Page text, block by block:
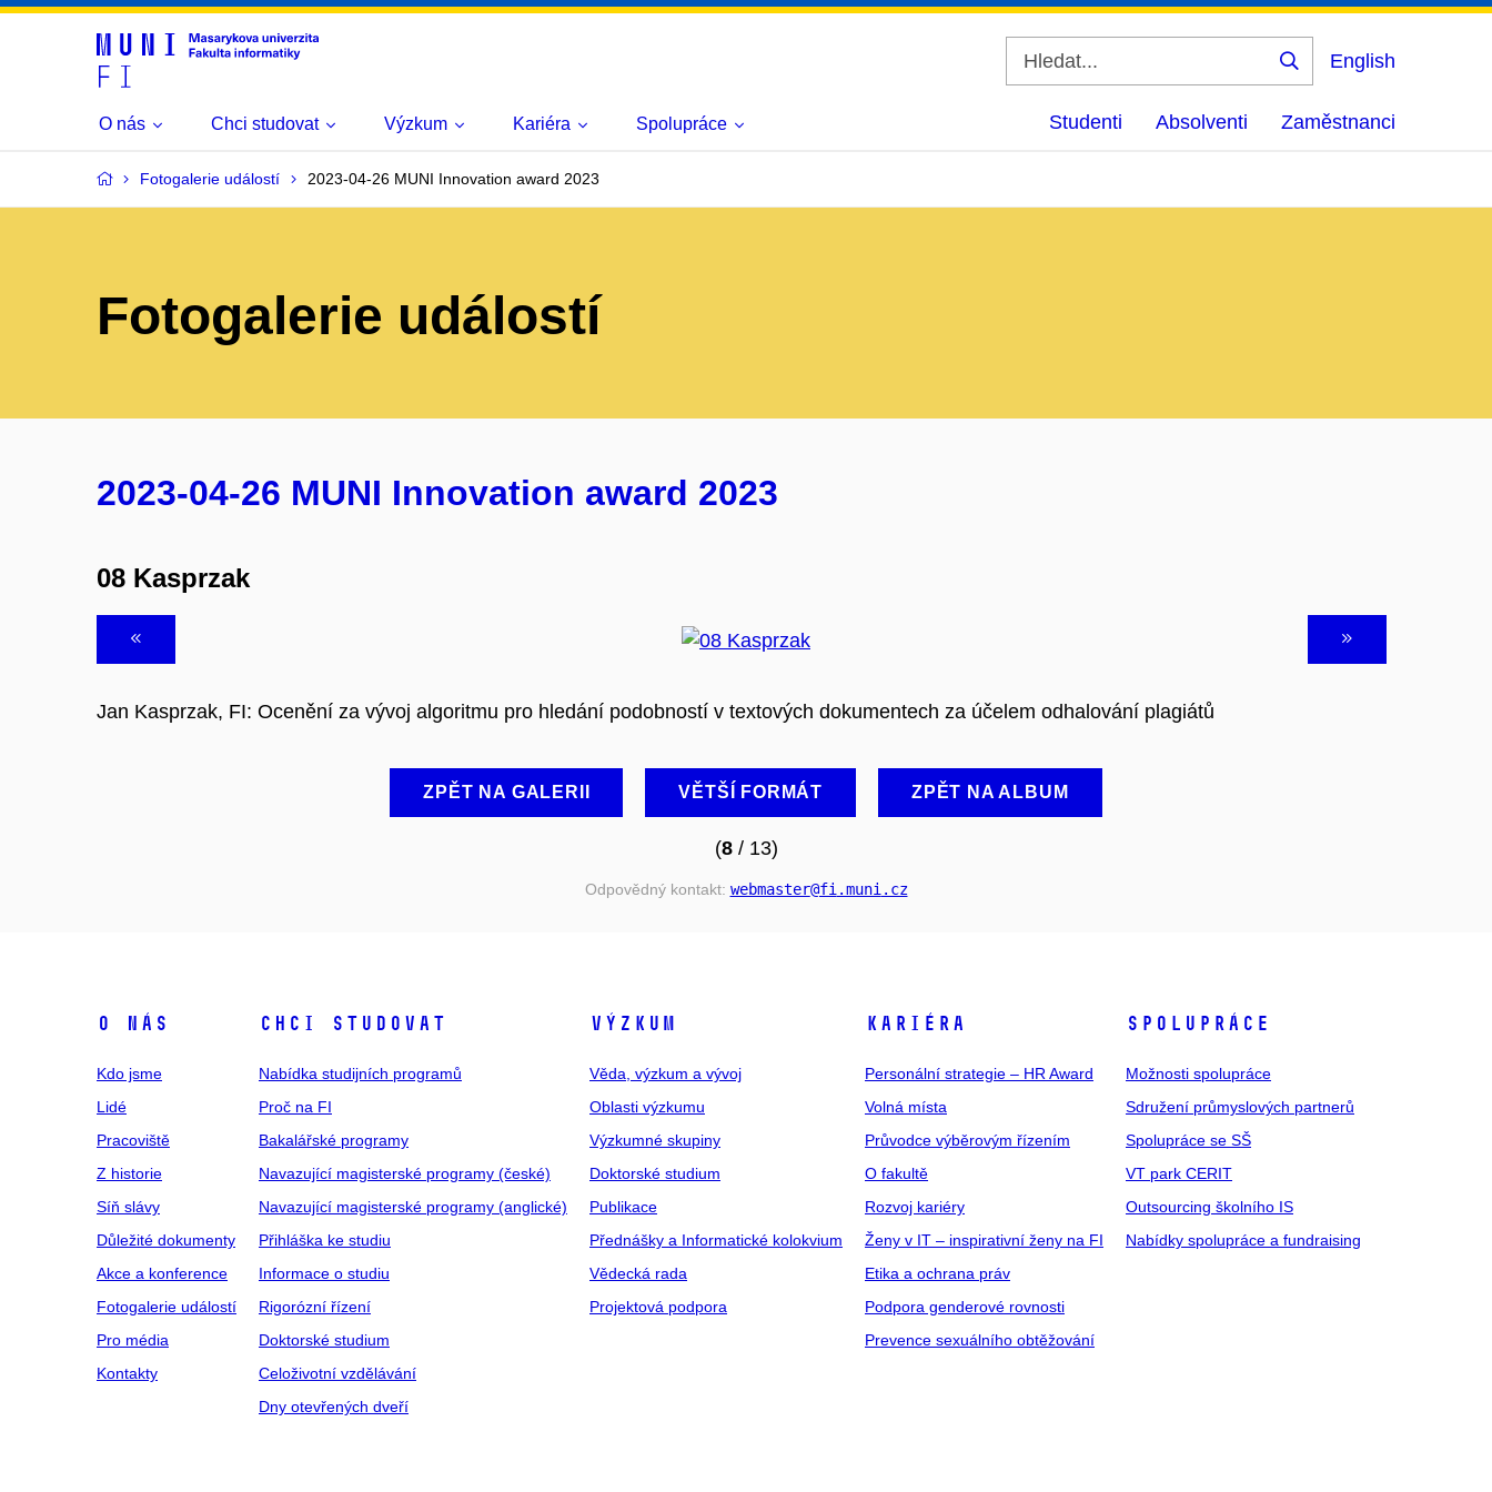
Vyhledat
English
O nás Chci studovat Výzkum Kariéra Spolupráce Studenti Absolventi Zaměstnanci
Fotogalerie událostí 2023-04-26 MUNI Innovation award 2023
Fotogalerie událostí
2023-04-26 MUNI Innovation award 2023
08 Kasprzak
Jan Kasprzak, FI: Ocenění za vývoj algoritmu pro hledání podobností v textových dokumentech za účelem odhalování plagiátů
ZPĚT NA GALERII VĚTŠÍ FORMÁT ZPĚT NA ALBUM
(8/ 13)
Odpovědný kontakt: webmaster@fi .muni .cz
O NÁS
Kdo jsme
Lidé
Pracoviště
Z historie
Síň slávy
Důležité dokumenty
Akce a konference
Fotogalerie událostí
Pro média
Kontakty
CHCI STUDOVAT
Nabídka studijních programů
Proč na FI
Bakalářské programy
Navazující magisterské programy (české)
Navazující magisterské programy (anglické)
Přihláška ke studiu
Informace o studiu
Rigorózní řízení
Doktorské studium
Celoživotní vzdělávání
Dny otevřených dveří
VÝZKUM
Věda, výzkum a vývoj
Oblasti výzkumu
Výzkumné skupiny
Doktorské studium
Publikace
Přednášky a Informatické kolokvium
Vědecká rada
Projektová podpora
KARIÉRA
Personální strategie – HR Award
Volná místa
Průvodce výběrovým řízením
O fakultě
Rozvoj kariéry
Ženy v IT – inspirativní ženy na FI
Etika a ochrana práv
Podpora genderové rovnosti
Prevence sexuálního obtěžování
SPOLUPRÁCE
Možnosti spolupráce
Sdružení průmyslových partnerů
Spolupráce se SŠ
VT park CERIT
Outsourcing školního IS
Nabídky spolupráce a fundraising